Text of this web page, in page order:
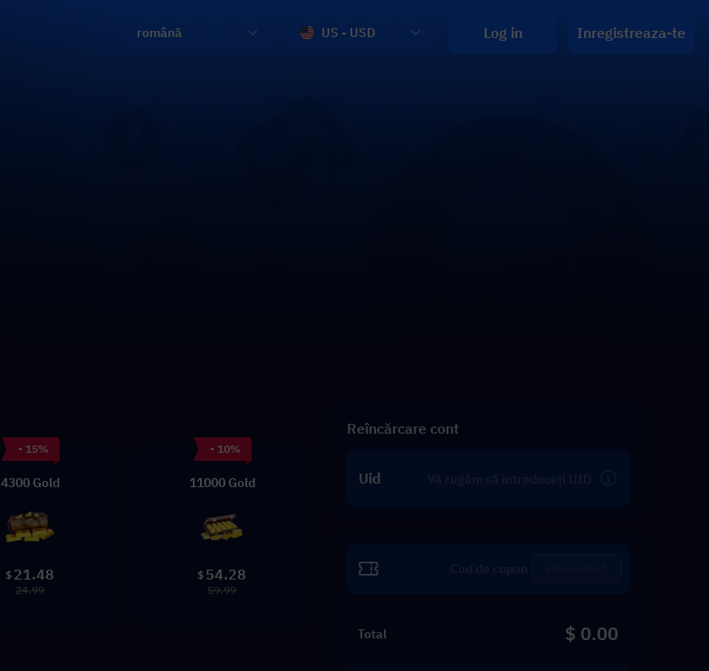
română US - USD Log in Inregistreaza-te
- 15%
4300 Gold
$ 21.48
24.99
- 10%
11000 Gold
$ 54.28
59.99
Reîncărcare cont
Uid
Total $ 0.00